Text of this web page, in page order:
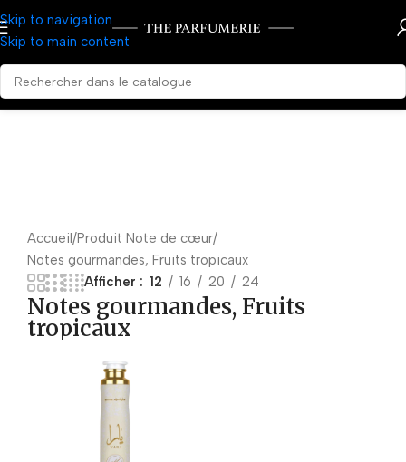
Skip to navigation
Skip to main content
Accueil Produit Note de cœur
Notes gourmandes, Fruits tropicaux
Afficher
12 16 20 24
Notes gourmandes, Fruits
tropicaux